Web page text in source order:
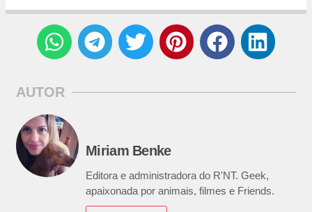
AUTOR
Miriam Benke
Editora e administradora do R'NT. Geek,
apaixonada por animais, filmes e Friends.